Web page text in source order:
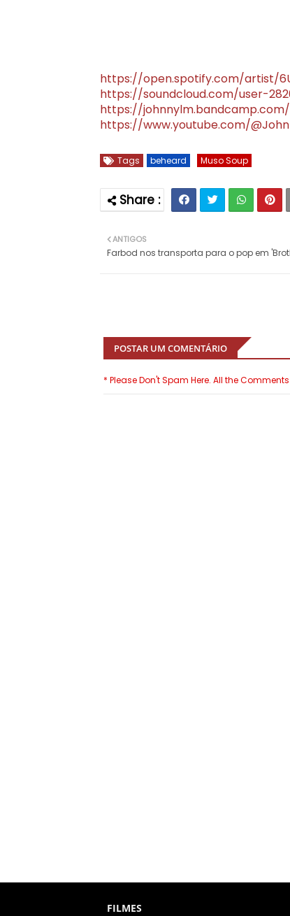
https://open.spotify.com/artist/
https://soundcloud.com/user-
https://johnnylm.bandcamp.com/
https://www.youtube.com/
Tags beheard Muso Soup
ANTIGOS
Farbod nos transporta para o pop em
POSTAR UM COMENTÁRIO
* Please Don't Spam Here. All the
FILMES